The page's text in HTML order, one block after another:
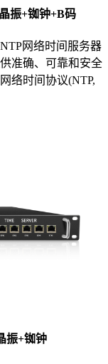
振+铷钟+B码
网络时间服务器
准确、可靠和安全
络时间协议(NTP,
振+铷钟